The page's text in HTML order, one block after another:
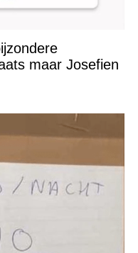
maar Josefien